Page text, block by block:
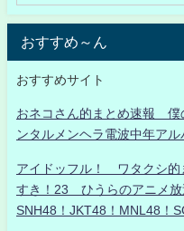
おすすめ～ん
おすすめサイト
おネコさん的まとめ速報 僕
ンタルメンヘラ電波中年ア
アイドッフル！ ワタクシ
すき！23 ひうらのアニメ
SNH48！JKT48！MNL48！